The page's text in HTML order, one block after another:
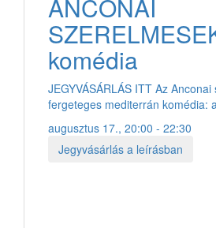
ANCONAI
komédia
JEGYVÁSÁRLÁS ITT Az
fergeteges mediterrán komédia:
augusztus 17., 20:00 - 22:30
Jegyvásárlás a leírásban